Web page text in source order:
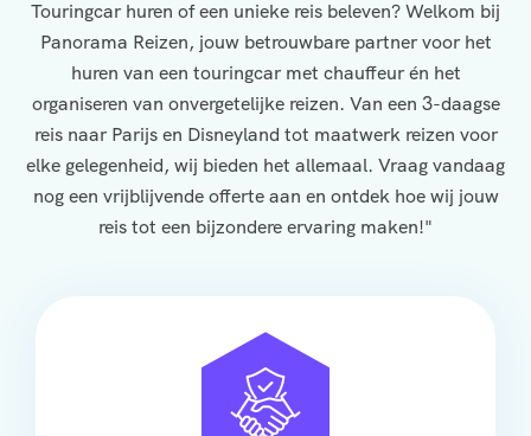
Touringcar huren of een unieke reis beleven? Welkom bij
Panorama Reizen, jouw betrouwbare partner voor het
huren van een touringcar met chauffeur én het
organiseren van onvergetelijke reizen. Van een 3-daagse
reis naar Parijs en Disneyland tot maatwerk reizen voor
elke gelegenheid, wij bieden het allemaal. Vraag vandaag
nog een vrijblijvende offerte aan en ontdek hoe wij jouw
reis tot een bijzondere ervaring maken!"